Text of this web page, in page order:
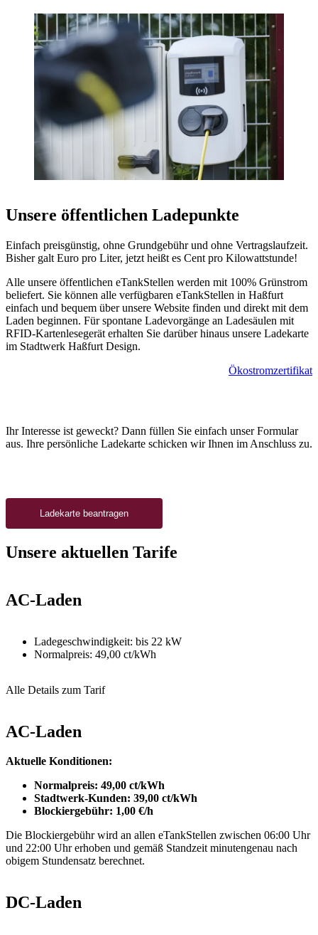
Unsere öffentlichen Ladepunkte
Einfach preisgünstig, ohne Grundgebühr und ohne Vertragslaufzeit.
Bisher galt Euro pro Liter, jetzt heißt es Cent pro Kilowattstunde!
Alle unsere öffentlichen eTankStellen werden mit 100% Grünstrom
beliefert. Sie können alle verfügbaren eTankStellen in Haßfurt
einfach und bequem über unsere Website finden und direkt mit dem
Laden beginnen. Für spontane Ladevorgänge an Ladesäulen mit
RFID-Kartenlesegerät erhalten Sie darüber hinaus unsere Ladekarte
im Stadtwerk Haßfurt Design.
Ökostromzertifikat
Ihr Interesse ist geweckt? Dann füllen Sie einfach unser Formular
aus. Ihre persönliche Ladekarte schicken wir Ihnen im Anschluss zu.
Ladekarte beantragen
Unsere aktuellen Tarife
AC-Laden
Ladegeschwindigkeit: bis 22 kW
Normalpreis: 49,00 ct/kWh
Alle Details zum Tarif
AC-Laden
Aktuelle Konditionen:
Normalpreis: 49,00 ct/kWh
Stadtwerk-Kunden: 39,00 ct/kWh
Blockiergebühr: 1,00 €/h
Die Blockiergebühr wird an allen eTankStellen zwischen 06:00 Uhr
und 22:00 Uhr erhoben und gemäß Standzeit minutengenau nach
obigem Stundensatz berechnet.
DC-Laden